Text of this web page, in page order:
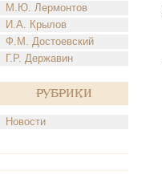
М.Ю. Лермонтов
И.А. Крылов
Ф.М. Достоевский
Г.Р. Державин
Рубрики
Новости